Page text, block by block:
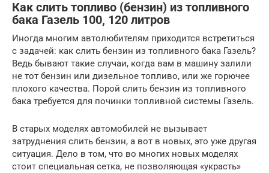
Как слить топливо (бензин) из топливного
бака Газель 100, 120 литров
Иногда многим автолюбителям приходится встретиться
с задачей: как слить бензин из топливного бака Газель?
Ведь бывают такие случаи, когда вам в машину залили
не тот бензин или дизельное топливо, или же горючее
плохого качества. Порой слить бензин из топливного
бака требуется для починки топливной системы Газель.
В старых моделях автомобилей не вызывает
затруднения слить бензин, а вот в новых, это уже другая
ситуация. Дело в том, что во многих новых моделях
стоит специальная сетка, не позволяющая «украсть»